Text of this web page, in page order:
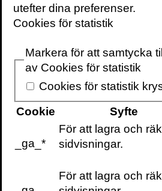
Föreläsningar
Skulle ni klara att möta
domstolen?
Snart kommer varken
myndigheter att
verksamheter som
naturen. Ekocid är den
komma att lagföras
utefter dina preferenser.
Cookies för statistik
Markera för att samtycka
av Cookies för statistik
Cookies för statistik
Cookie
Syfte
_ga_*
För att lagra och
sidvisningar.
För att lagra och